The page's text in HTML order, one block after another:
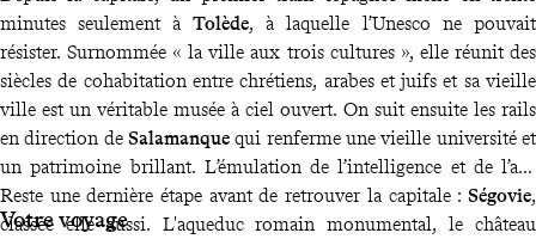
minutes seulement à Tolède, à laquelle l’Unesco ne pouvait
résister. Surnommée « la ville aux trois cultures », elle réunit des
siècles de cohabitation entre chrétiens, arabes et juifs et sa vieille
ville est un véritable musée à ciel ouvert. On suit ensuite les rails
en direction de Salamanque qui renferme une vieille université et
un patrimoine brillant. L’émulation de l’intelligence et de l’art.
Reste une dernière étape avant de retrouver la capitale : Ségovie,
classée elle aussi. L'aqueduc romain monumental, le château
Votre voyage